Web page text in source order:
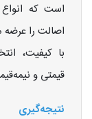
است که
اصالت را عرضه
با کیفیت،
قیمتی و
نتیجه‌گیری